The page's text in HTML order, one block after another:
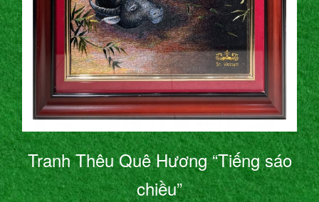
Tranh Thêu Quê Hương “Tiếng sáo
chiều”